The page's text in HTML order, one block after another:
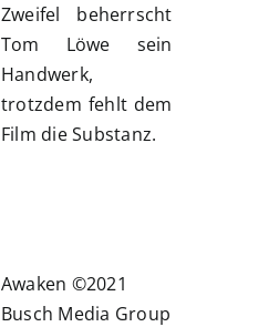
Zweifel beherrscht
Tom Löwe sein
Handwerk,
trotzdem fehlt dem
Film die Substanz.
Awaken ©2021
Busch Media Group